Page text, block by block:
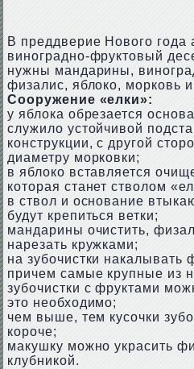
В преддверие Нового года
виноградно-фруктовый
нужны мандарины,
физалис, яблоко, морковь и
Сооружение «елки»:
у яблока обрезается
служило устойчивой
конструкции, с другой
диаметру морковки;
в яблоко вставляется
которая станет стволом
в ствол и основание
будут крепиться ветки;
мандарины очистить,
нарезать кружками;
на зубочистки накалывать
причем самые крупные из
зубочистки с фруктами
это необходимо;
чем выше, тем кусочки
короче;
макушку можно украсить
клубникой.